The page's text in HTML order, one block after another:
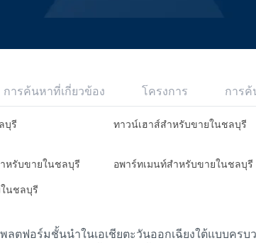
การค้นหาที่เกี่ยวข้อง โครงการ การค้
บุรี ทาวน์เฮาส์สำหรับขายในชลบุรี
หรับขายในชลบุรี อพาร์ทเมนท์สำหรับขายในชลบุรี
นชลบุรี
ลตฟอร์มชั้นนำในเอเชียตะวันออกเฉียงใต้แบบคร